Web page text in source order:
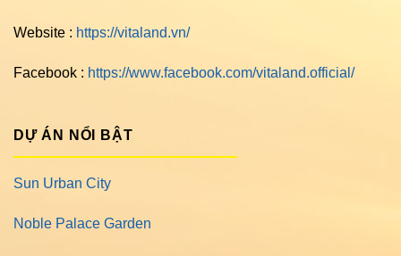
Website : https://vitaland.vn/
Facebook : https://www.facebook.com/vitaland.official/
DỰ ÁN NỔI BẬT
Sun Urban City
Noble Palace Garden